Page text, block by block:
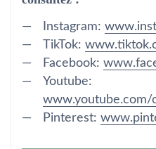
Instagram:
TikTok:
Facebook:
Youtube:
www.youtube.com/
Pinterest: